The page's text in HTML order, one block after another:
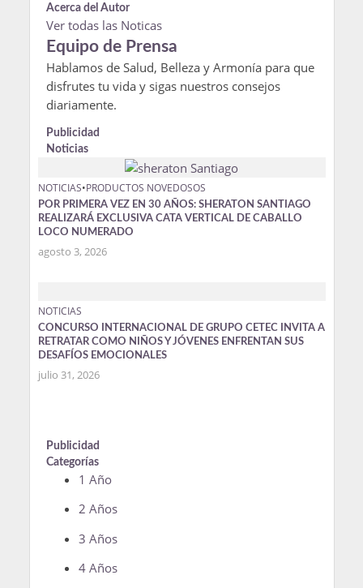
Acerca del Autor
Ver todas las Noticas
Equipo de Prensa
Hablamos de Salud, Belleza y Armonía para que
disfrutes tu vida y sigas nuestros consejos
diariamente.
Publicidad
Noticias
NOTICIAS•PRODUCTOS NOVEDOSOS
POR PRIMERA VEZ EN 30 AÑOS: SHERATON SANTIAGO
REALIZARÁ EXCLUSIVA CATA VERTICAL DE CABALLO
LOCO NUMERADO
agosto 3, 2026
NOTICIAS
CONCURSO INTERNACIONAL DE GRUPO CETEC INVITA A
RETRATAR COMO NIÑOS Y JÓVENES ENFRENTAN SUS
DESAFÍOS EMOCIONALES
julio 31, 2026
Publicidad
Categorías
1 Año
2 Años
3 Años
4 Años